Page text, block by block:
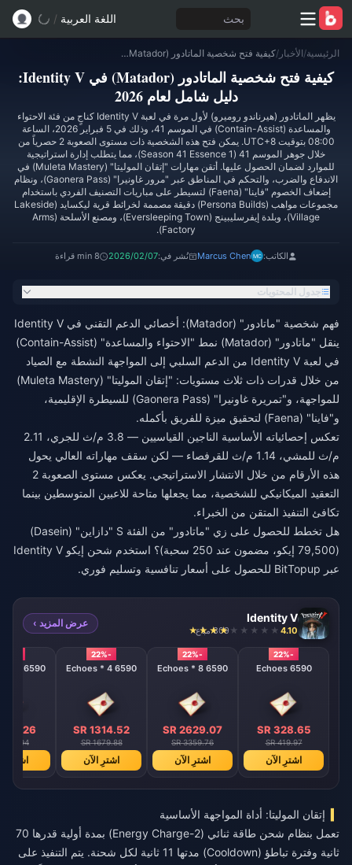
بحث اللغة العربية /
الرئيسية/الأخبار / كيفية فتح شخصية الماتادور (Matador) في Identity V: دليل شامل لعام 2026
كيفية فتح شخصية الماتادور (Matador) في Identity V:
دليل شامل لعام 2026
يظهر الماتادور (هيرناندو روميرو) لأول مرة في لعبة Identity V كناجٍ من فئة الاحتواء
والمساعدة (Contain-Assist) في الموسم 41، وذلك في 5 فبراير 2026، الساعة
08:00 بتوقيت UTC+8. يمكن فتح هذه الشخصية ذات مستوى الصعوبة 2 حصرياً من
خلال جوهر الموسم 41 (Season 41 Essence 1)، مما يتطلب إدارة استراتيجية
للموارد لضمان الحصول عليها. أتقن مهارات "إتقان الموليتا" (Muleta Mastery) في
الاندفاع والضرب، والتحكم في المناطق عبر "مرور غاونيرا" (Gaonera Pass)، ونظام
إضعاف الخصوم "فاينا" (Faena) لتسيطر على مباريات التصنيف الفردي باستخدام
مجموعات مواهب (Persona Builds) دقيقة مصممة لخرائط قرية ليكسايد (Lakeside
Village)، وبلدة إيفرسليبينج (Eversleeping Town)، ومصنع الأسلحة (Arms
Factory).
الكاتب: Marcus Chen نُشر في:2026/02/07 8 min قراءة
جدول المحتويات
فهم شخصية "ماتادور" (Matador): أخصائي الدعم التقني في Identity V
ينقل "ماتادور" (Matador) نمط "الاحتواء والمساعدة" (Contain-Assist)
في لعبة Identity V من الدعم السلبي إلى المواجهة النشطة مع الصياد
من خلال قدرات ذات ثلاث مستويات: "إتقان الموليتا" (Muleta Mastery)
للمواجهة، و"تمريرة غاونيرا" (Gaonera Pass) للسيطرة الإقليمية،
و"فاينا" (Faena) لتحقيق ميزة للفريق بأكمله.
تعكس إحصائياته الأساسية الناجين القياسيين — 3.8 م/ث للجري، 2.11
م/ث للمشي، 1.14 م/ث للقرفصاء — لكن سقف مهاراته العالي يحول
هذه الأرقام من خلال الانتشار الاستراتيجي. يعكس مستوى الصعوبة 2
التعقيد الميكانيكي للشخصية، مما يجعلها متاحة للاعبين المتوسطين بينما
تكافئ التنفيذ المتقن من الخبراء.
هل تخطط للحصول على زي "ماتادور" من الفئة S "دازاين" (Dasein)
(79,500 إيكو، مضمون عند 250 سحبة)؟ استخدم
شحن إيكو Identity V
عبر BitTopup للحصول على أسعار تنافسية وتسليم فوري.
Identity V
4.10 809 مباع
عرض المزيد ›
-22%
6590 Echoes
SR 328.65
SR 419.97
اشترِ الآن
-22%
6590 Echoes * 8
SR 2629.07
SR 3359.76
اشترِ الآن
-22%
6590 Echoes * 4
SR 1314.52
SR 1679.88
اشترِ الآن
6590 Echoes * 2
657.26
839.94
اشترِ
إتقان الموليتا: أداة المواجهة الأساسية
تعمل بنظام شحن طاقة ثنائي (2-Energy Charge) بمدة أولية قدرها 70
ثانية وفترة تباطؤ (Cooldown) مدتها 11 ثانية لكل شحنة. يتم التنفيذ على